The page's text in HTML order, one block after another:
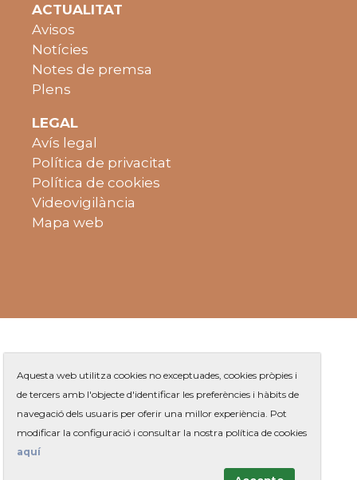
ACTUALITAT
Avisos
Notícies
Notes de premsa
Plens
LEGAL
Avís legal
Política de privacitat
Política de cookies
Videovigilància
Mapa web
Plaça de Jaume Balmes s/n
Aquesta web utilitza cookies no exceptuades, cookies pròpies i
de tercers amb l'objecte d'identificar les preferències i hàbits de
navegació dels usuaris per oferir una millor experiència. Pot
modificar la configuració i consultar la nostra política de cookies
aquí